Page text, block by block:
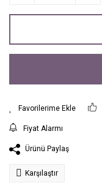
Fiyat Alarmı
Ürünü Paylaş
Karşılaştır